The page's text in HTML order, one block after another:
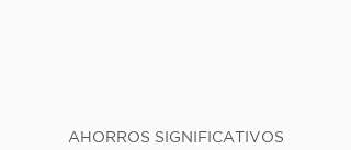
AHORROS SIGNIFICATIVOS